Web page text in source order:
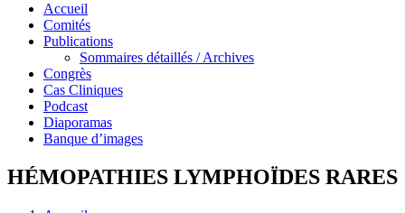
Accueil
Comités
Publications
Sommaires détaillés / Archives
Congrès
Cas Cliniques
Podcast
Diaporamas
Banque d’images
HÉMOPATHIES LYMPHOÏDES RARES